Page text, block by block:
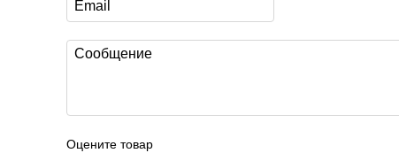
Оцените товар